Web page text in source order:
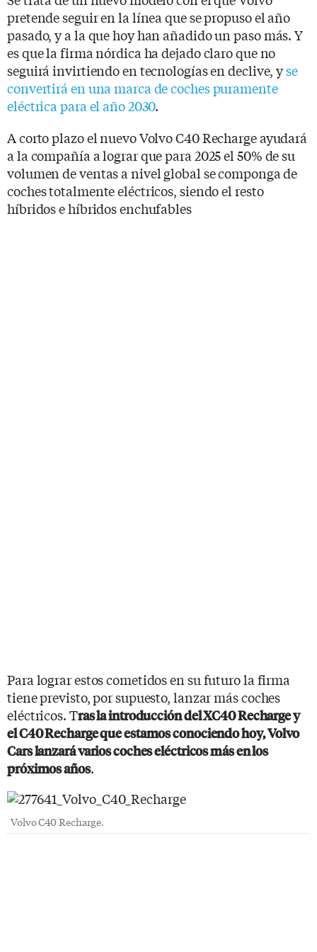
pretende seguir en la línea que se propuso el año
pasado, y a la que hoy han añadido un paso más. Y
es que la firma nórdica ha dejado claro que no
seguirá invirtiendo en tecnologías en declive, yse
convertirá en una marca de coches puramente
eléctrica para el año 2030.
A corto plazo el nuevo Volvo C40 Recharge ayudará
a la compañía a lograr que para 2025 el 50% de su
volumen de ventas a nivel global se componga de
coches totalmente eléctricos, siendo el resto
híbridos e híbridos enchufables
Para lograr estos cometidos en su futuro la firma
tiene previsto, por supuesto, lanzar más coches
eléctricos. Tras la introducción del XC40 Recharge y
el C40 Recharge que estamos conociendo hoy, Volvo
Cars lanzará varios coches eléctricos más en los
próximos años.
Volvo C40 Recharge.